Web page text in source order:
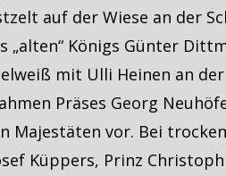
auf der Wiese an der
„alten“ Königs Günter
mit Ulli Heinen an
Präses Georg
Majestäten vor. Bei
Küppers, Prinz